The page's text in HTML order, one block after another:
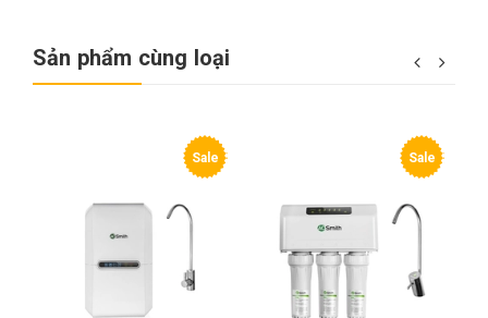
Sản phẩm cùng loại
Sale Sale